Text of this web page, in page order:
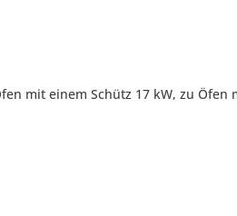
mit einem Schütz 17 kW, zu Öfen